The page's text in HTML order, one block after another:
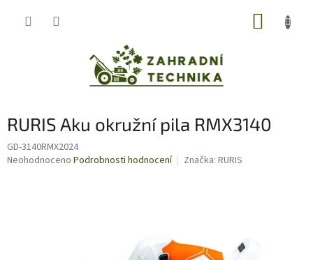
RURIS Aku okružní pila RMX3140
GD-3140RMX2024
Průměrné
Neohodnoceno Podrobnosti hodnocení Značka: RURIS